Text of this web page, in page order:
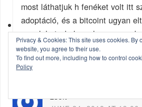
most láthatjuk h fenéket volt itt
adoptáció, és a bitcoint ugyan
nem lehet, de komolyan
árakat azt nagyon is.
zsolt
Privacy & Cookies: This site uses cookies. By
website, you agree to their use.
To find out more, including how to control
Policy